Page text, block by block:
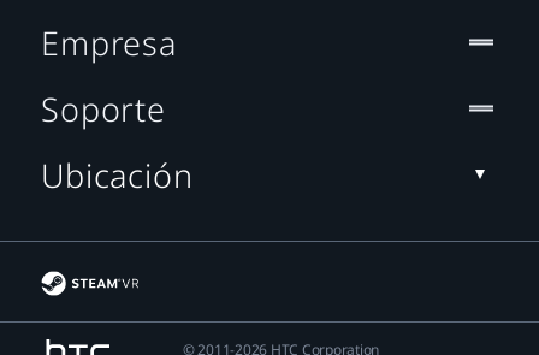
Empresa
Soporte
Ubicación
© 2011-2026 HTC Corporation